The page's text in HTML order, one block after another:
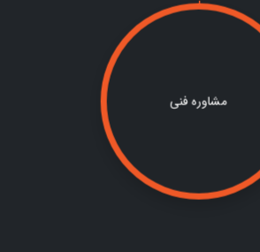
مشاوره فنی